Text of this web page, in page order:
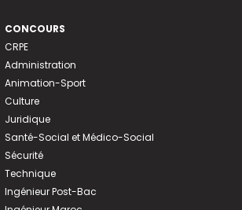
CONCOURS
CRPE
Administration
Animation-Sport
Culture
Juridique
Santé-Social et Médico-Social
Sécurité
Technique
Ingénieur Post-Bac